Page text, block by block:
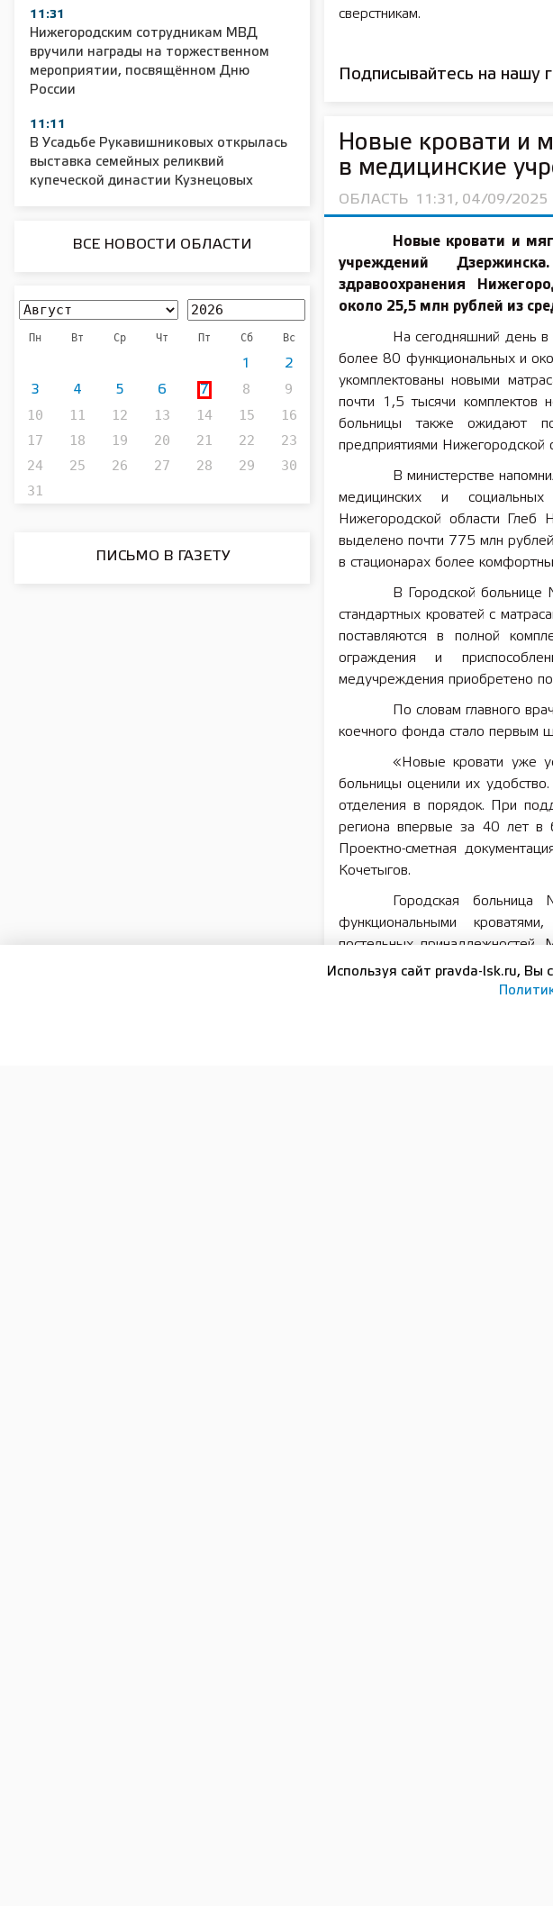
11:31
Нижегородским сотрудникам МВД
вручили награды на торжественном
мероприятии, посвящённом Дню
России
11:11
В Усадьбе Рукавишниковых открылась
выставка семейных реликвий
купеческой династии Кузнецовых
ВСЕ НОВОСТИ ОБЛАСТИ
Пн Вт Ср Чт Пт Сб Вс
1 2
3 4 5 6 7 8
9
10
11 12 13 14 15
16
17
18 19 20 21 22
23
24
25 26 27 28 29
30
31
ПИСЬМО В ГАЗЕТУ
сверстникам.
Подписывайтесь на нашу
Новые кровати и
в медицинские
ОБЛАСТЬ 11:31, 04/09/2025
Новые кровати и
учреждений
здравоохранения
около 25,5 млн рублей из
На сегодняшний день в
более 80 функциональных и
укомплектованы новыми
почти 1,5 тысячи комплектов
больницы также ожидают
предприятиями Нижегородской
В министерстве
медицинских и
Нижегородской области
выделено почти 775 млн
в стационарах более
В Городской
стандартных кроватей с
поставляются в полной
ограждения и
медучреждения приобретено
По словам главного
коечного фонда стало первым
«Новые кровати уже
больницы оценили их
отделения в порядок. При
региона впервые за 40 лет в
Проектно-сметная
Кочетыгов.
Городская
функциональными
постельных принадлежностей.
терапевтического,
гинекологического отделений,
Используя сайт pravda-lsk.ru, Вы